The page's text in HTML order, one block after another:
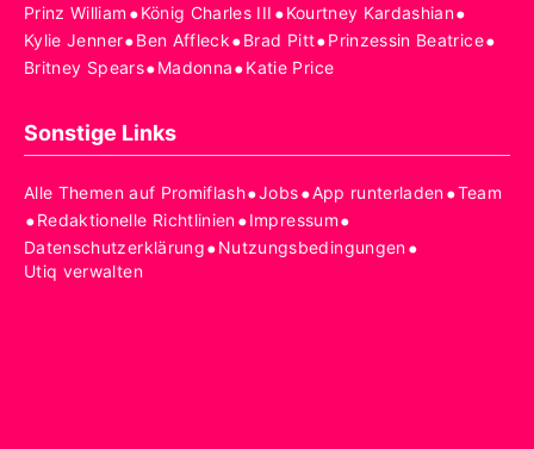
Prinz William •König Charles III •Kourtney Kardashian•
Kylie Jenner•Ben Affleck•Brad Pitt•Prinzessin Beatrice•
Britney Spears•Madonna•Katie Price
Sonstige Links
Alle Themen auf Promiflash•Jobs•App runterladen•Team
•Redaktionelle Richtlinien•Impressum•
Datenschutzerklärung•Nutzungsbedingungen•
Utiq verwalten